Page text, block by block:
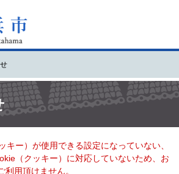
キー）が使用できる設定になっていない、
（クッキー）に対応していないため、お
利用頂けません。